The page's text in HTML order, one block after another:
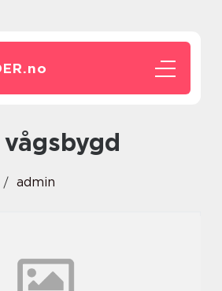
no
vågsbygd
admin